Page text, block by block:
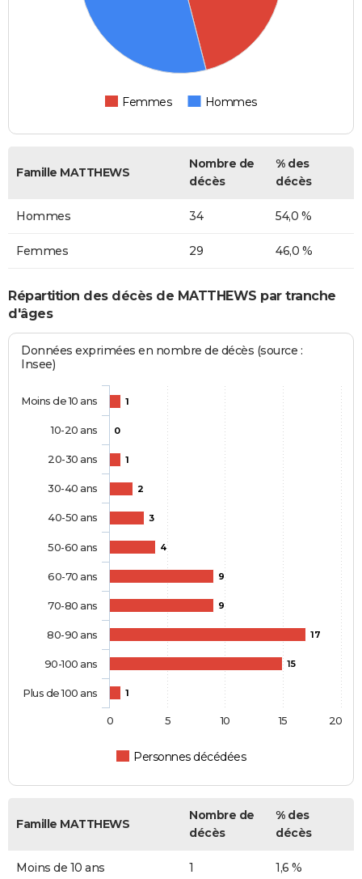
Femmes Hommes
Famille MATTHEWS
Nombre de
décès
% des
décès
Hommes 34 54,0 %
Femmes 29 46,0 %
Répartition des décès de MATTHEWS par tranche
d'âges
Données exprimées en nombre de décès (source :
Insee)
1
0
1
2
3
4
9
9
17
15
1
Personnes décédées
Moins de 10 ans
10-20 ans
20-30 ans
30-40 ans
40-50 ans
50-60 ans
60-70 ans
70-80 ans
80-90 ans
90-100 ans
Plus de 100 ans
0 5 10 15 20
Famille MATTHEWS
Nombre de
décès
% des
décès
Moins de 10 ans 1 1,6 %